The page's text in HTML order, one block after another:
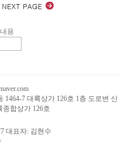
내용
7 대륙상가 126호 1층 도로변 신
합상가 126호
대표자: 김현수